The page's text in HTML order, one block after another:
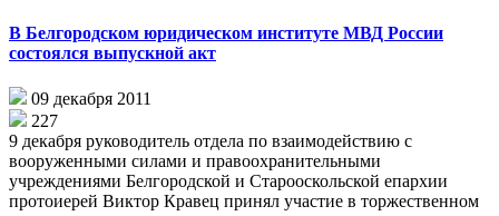
В Белгородском юридическом институте МВД России
состоялся выпускной акт
09 декабря 2011
227
9 декабря руководитель отдела по взаимодействию с
вооруженными силами и правоохранительными
учреждениями Белгородской и Старооскольской епархии
протоиерей Виктор Кравец принял участие в торжественном